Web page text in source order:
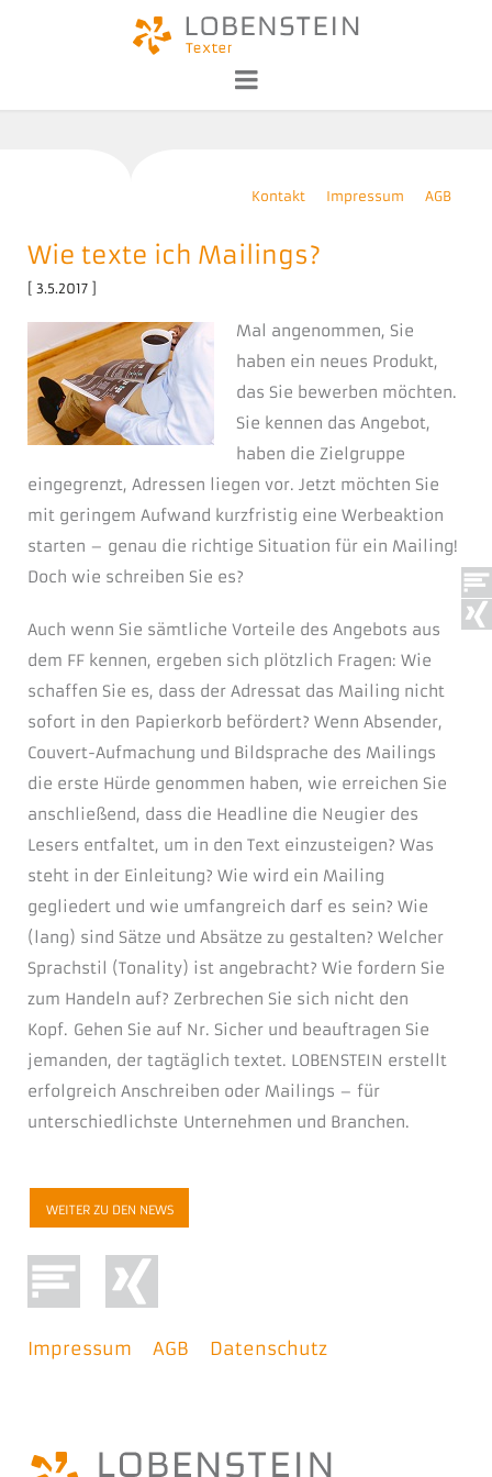
Kontakt Impressum AGB
Wie texte ich Mailings?
[ 3.5.2017 ]
Mal angenommen, Sie
haben ein neues Produkt,
das Sie bewerben möchten.
Sie kennen das Angebot,
haben die Zielgruppe
eingegrenzt, Adressen liegen vor. Jetzt möchten Sie
mit geringem Aufwand kurzfristig eine Werbeaktion
starten – genau die richtige Situation für ein Mailing!
Doch wie schreiben Sie es?
Auch wenn Sie sämtliche Vorteile des Angebots aus
dem FF kennen, ergeben sich plötzlich Fragen: Wie
schaffen Sie es, dass der Adressat das Mailing nicht
sofort in den Papierkorb befördert? Wenn Absender,
Couvert-Aufmachung und Bildsprache des Mailings
die erste Hürde genommen haben, wie erreichen Sie
anschließend, dass die Headline die Neugier des
Lesers entfaltet, um in den Text einzusteigen? Was
steht in der Einleitung? Wie wird ein Mailing
gegliedert und wie umfangreich darf es sein? Wie
(lang) sind Sätze und Absätze zu gestalten? Welcher
Sprachstil (Tonality) ist angebracht? Wie fordern Sie
zum Handeln auf? Zerbrechen Sie sich nicht den
Kopf. Gehen Sie auf Nr. Sicher und beauftragen Sie
jemanden, der tagtäglich textet. LOBENSTEIN erstellt
erfolgreich Anschreiben oder Mailings – für
unterschiedlichste Unternehmen und Branchen.
WEITER ZU DEN NEWS
Impressum AGB Datenschutz